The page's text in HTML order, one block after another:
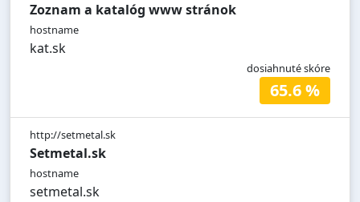
Zoznam a katalóg www stránok
hostname
kat.sk
dosiahnuté skóre
65.6 %
http://setmetal.sk
Setmetal.sk
hostname
setmetal.sk